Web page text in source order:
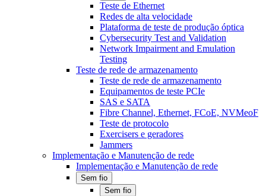
Teste de Ethernet
Redes de alta velocidade
Plataforma de teste de produção óptica
Cybersecurity Test and Validation
Network Impairment and Emulation
Testing
Teste de rede de armazenamento
Teste de rede de armazenamento
Equipamentos de teste PCIe
SAS e SATA
Fibre Channel, Ethernet, FCoE, NVMeoF
Teste de protocolo
Exercisers e geradores
Jammers
Implementação e Manutenção de rede
Implementação e Manutenção de rede
Sem fio
Sem fio